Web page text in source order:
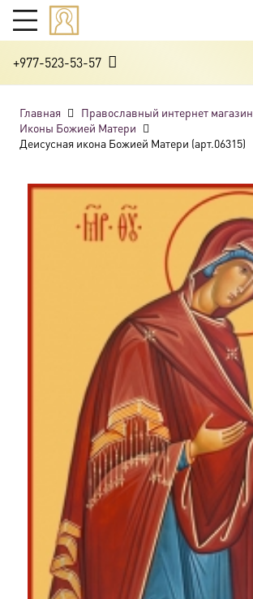
+977-523-53-57
Главная
Православный интернет магазин
Иконы Божией Матери
Деисусная икона Божией Матери (арт.06315)